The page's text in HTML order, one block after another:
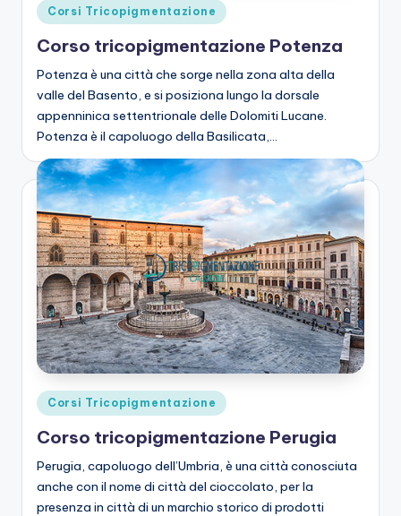
Posted
Corsi Tricopigmentazione
Corso tricopigmentazione Potenza
Potenza è una città che sorge nella zona alta della
valle del Basento, e si posiziona lungo la dorsale
appenninica settentrionale delle Dolomiti Lucane.
Potenza è il capoluogo della Basilicata,…
Posted
in
Corsi Tricopigmentazione
Corso tricopigmentazione Perugia
Perugia, capoluogo dell’Umbria, è una città conosciuta
anche con il nome di città del cioccolato, per la
presenza in città di un marchio storico di prodotti